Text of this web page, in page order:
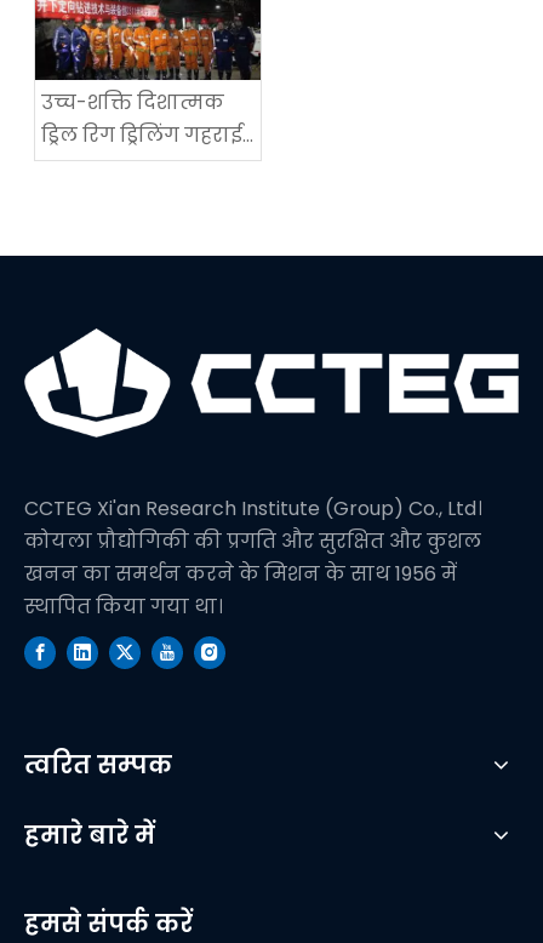
उच्च-शक्ति दिशात्मक
ड्रिल रिग ड्रिलिंग गहराई
में एक नया विश्व रिकॉर्ड
CCTEG Xi'an Research Institute (Group) Co., Ltd।
कोयला प्रौद्योगिकी की प्रगति और सुरक्षित और कुशल
खनन का समर्थन करने के मिशन के साथ 1956 में
स्थापित किया गया था।
त्वरित सम्पक
हमारे बारे में
हमसे संपर्क करें